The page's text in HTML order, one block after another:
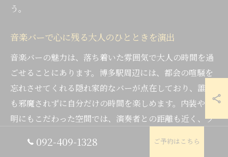
う。
音楽バーで心に残る大人のひとときを演出
音楽バーの魅力は、落ち着いた雰囲気で大人の時間を過
ごせることにあります。博多駅周辺には、都会の喧騒を
忘れさせてくれる隠れ家的なバーが点在しており、誰に
も邪魔されずに自分だけの時間を楽しめます。内装や照
明にもこだわった空間では、演奏者との距離も近く、ラ
092-409-1328 ご予約はこちら